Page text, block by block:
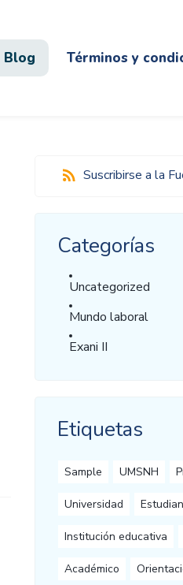
Blog Términos y
Suscribirse a la
Categorías
Uncategorized
Mundo laboral
Exani II
Etiquetas
Sample UMSNH
Universidad
Institución educativa
Académico